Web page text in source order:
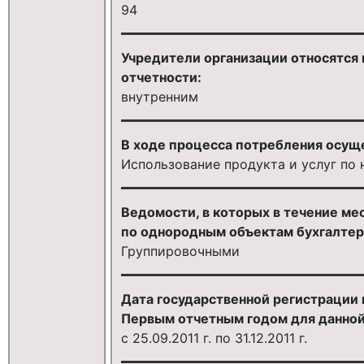
94
Учредители организации
отчетности:
внутренним
В ходе процесса потребления
Использование продукта и услуг по
Ведомости, в которых в течение
по однородным объектам
Группировочными
Дата государственной
Первым отчетным годом для
с 25.09.2011 г. по 31.12.2011 г.